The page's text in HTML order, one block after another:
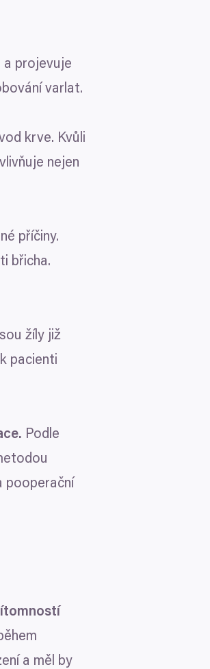
a
a projevuje
varlat.
krve. Kvůli
nejen
příčiny.
břicha.
žíly již
pacienti
Podle
pooperační
a měl by